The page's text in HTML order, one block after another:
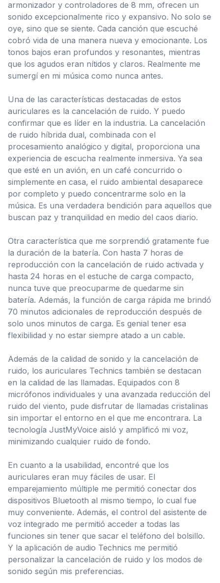
armonizador y controladores de 8 mm, ofrecen un
sonido excepcionalmente rico y expansivo. No solo se
oye, sino que se siente. Cada canción que escuché
cobró vida de una manera nueva y emocionante. Los
tonos bajos eran profundos y resonantes, mientras
que los agudos eran nítidos y claros. Realmente me
sumergí en mi música como nunca antes.
Una de las características destacadas de estos
auriculares es la cancelación de ruido. Y puedo
confirmar que es líder en la industria. La cancelación
de ruido híbrida dual, combinada con el
procesamiento analógico y digital, proporciona una
experiencia de escucha realmente inmersiva. Ya sea
que esté en un avión, en un café concurrido o
simplemente en casa, el ruido ambiental desaparece
por completo y puedo concentrarme solo en la
música. Es una verdadera bendición para aquellos que
buscan paz y tranquilidad en medio del caos diario.
Otra característica que me sorprendió gratamente fue
la duración de la batería. Con hasta 7 horas de
reproducción con la cancelación de ruido activada y
hasta 24 horas en el estuche de carga compacto,
nunca tuve que preocuparme de quedarme sin
batería. Además, la función de carga rápida me brindó
70 minutos adicionales de reproducción después de
solo unos minutos de carga. Es genial tener esa
flexibilidad y no estar siempre atado a un cable.
Además de la calidad de sonido y la cancelación de
ruido, los auriculares Technics también se destacan
en la calidad de las llamadas. Equipados con 8
micrófonos individuales y una avanzada reducción del
ruido del viento, pude disfrutar de llamadas cristalinas
sin importar el entorno en el que me encontrara. La
tecnología JustMyVoice aisló y amplificó mi voz,
minimizando cualquier ruido de fondo.
En cuanto a la usabilidad, encontré que los
auriculares eran muy fáciles de usar. El
emparejamiento múltiple me permitió conectar dos
dispositivos Bluetooth al mismo tiempo, lo cual fue
muy conveniente. Además, el control del asistente de
voz integrado me permitió acceder a todas las
funciones sin tener que sacar el teléfono del bolsillo.
Y la aplicación de audio Technics me permitió
personalizar la cancelación de ruido y los modos de
sonido según mis preferencias.